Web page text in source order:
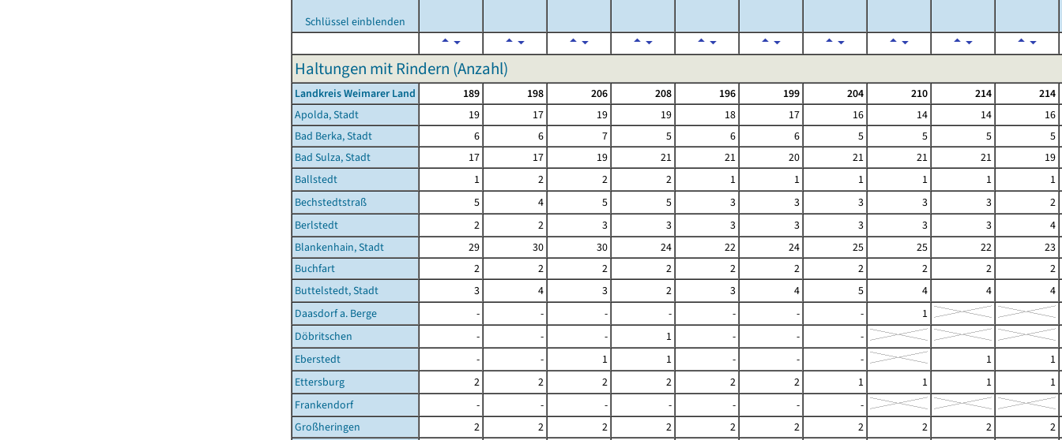
Schlüssel einblenden
Haltungen mit Rindern (Anzahl)
Landkreis Weimarer Land 189 198 206 208 196 199 204 210 214
214
Apolda, Stadt
19 17 19 19 18 17 16 14 14
16
Bad Berka, Stadt
6 6 7 5 6 6 5 5 5
5
Bad Sulza, Stadt
17 17 19 21 21 20 21 21 21
19
Ballstedt
1 2 2 2 1 1 1 1 1
1
Bechstedtstraß
5 4 5 5 3 3 3 3 3
2
Berlstedt
2 2 3 3 3 3 3 3 3
4
Blankenhain, Stadt
29 30 30 24 22 24 25 25 22
23
Buchfart
2 2 2 2 2 2 2 2 2
2
Buttelstedt, Stadt
3 4 3 2 3 4 5 4 4
4
Daasdorf a. Berge
- - - - - - -
1
Döbritschen
- - - 1 - -
-
Eberstedt
- - 1 1 - - - 1
1
Ettersburg
2 2 2 2 2 2 1 1 1
1
Frankendorf
- - - - - -
-
Großheringen
2 2 2 2 2 2 2 2 2
2